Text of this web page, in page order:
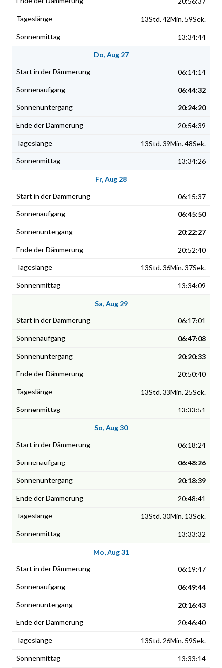
13Std. 42Min. 59Sek.
13:34:44
Do, Aug 27
06:14:14
06:44:32
20:24:20
20:54:39
13Std. 39Min. 48Sek.
13:34:26
Fr, Aug 28
06:15:37
06:45:50
20:22:27
20:52:40
13Std. 36Min. 37Sek.
13:34:09
Sa, Aug 29
06:17:01
06:47:08
20:20:33
20:50:40
13Std. 33Min. 25Sek.
13:33:51
So, Aug 30
06:18:24
06:48:26
20:18:39
20:48:41
13Std. 30Min. 13Sek.
13:33:32
Mo, Aug 31
06:19:47
06:49:44
20:16:43
20:46:40
13Std. 26Min. 59Sek.
13:33:14